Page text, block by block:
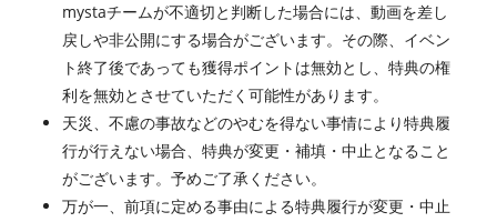
mystaチームが不適切と判断した場合には、動画を差し
戻しや非公開にする場合がございます。その際、イベン
ト終了後であっても獲得ポイントは無効とし、特典の権
利を無効とさせていただく可能性があります。
天災、不慮の事故などのやむを得ない事情により特典履
行が行えない場合、特典が変更・補填・中止となること
がございます。予めご了承ください。
万が一、前項に定める事由による特典履行が変更・中止